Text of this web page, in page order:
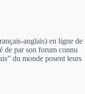
anglais) en ligne de
de par son forum connu
du monde posent leurs